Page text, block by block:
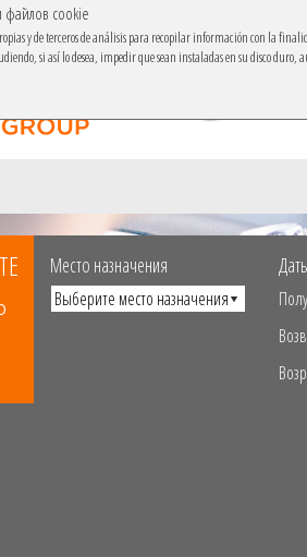
файлов cookie
y de terceros de análisis para recopilar información con la
si así lo desea, impedir que sean instaladas en su disco
Место назначения